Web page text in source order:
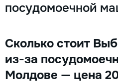
посудомоечной
Сколько стоит
из-за
Молдове — цена